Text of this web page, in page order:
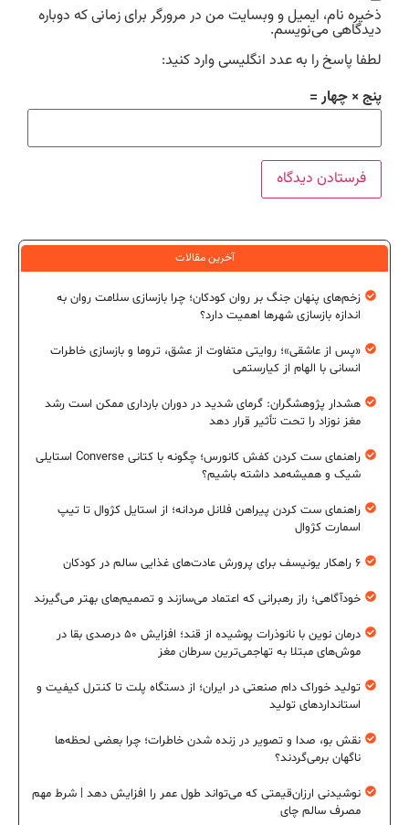
ذخیره نام، ایمیل و وبسایت من در مرورگر برای زمانی که دوباره
دیدگاهی می‌نویسم.
لطفا پاسخ را به عدد انگلیسی وارد کنید:
پنج × چهار =
آخرین مقالات
زخم‌های پنهان جنگ بر روان کودکان؛ چرا بازسازی سلامت روان به
اندازه بازسازی شهرها اهمیت دارد؟
«پس از عاشقی»؛ روایتی متفاوت از عشق، تروما و بازسازی خاطرات
انسانی با الهام از کیارستمی
هشدار پژوهشگران: گرمای شدید در دوران بارداری ممکن است رشد
مغز نوزاد را تحت تأثیر قرار دهد
راهنمای ست کردن کفش کانورس؛ چگونه با کتانی Converse استایلی
شیک و همیشه‌مد داشته باشیم؟
راهنمای ست کردن پیراهن فلانل مردانه؛ از استایل کژوال تا تیپ
اسمارت کژوال
۶ راهکار یونیسف برای پرورش عادت‌های غذایی سالم در کودکان
خودآگاهی؛ راز رهبرانی که اعتماد می‌سازند و تصمیم‌های بهتر می‌گیرند
درمان نوین با نانوذرات پوشیده از قند؛ افزایش ۵۰ درصدی بقا در
موش‌های مبتلا به تهاجمی‌ترین سرطان مغز
تولید خوراک دام صنعتی در ایران؛ از دستگاه پلت تا کنترل کیفیت و
استانداردهای تولید
نقش بو، صدا و تصویر در زنده شدن خاطرات؛ چرا بعضی لحظه‌ها
ناگهان برمی‌گردند؟
نوشیدنی ارزان‌قیمتی که می‌تواند طول عمر را افزایش دهد | شرط مهم
مصرف سالم چای